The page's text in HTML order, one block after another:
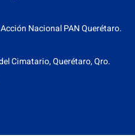
Nacional PAN Querétaro.
Cimatario, Querétaro, Qro.